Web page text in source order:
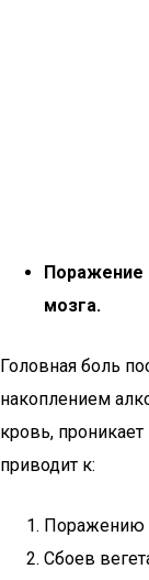
Поражение
мозга.
Головная боль
накоплением
кровь,
приводит к:
Поражению
Сбоев